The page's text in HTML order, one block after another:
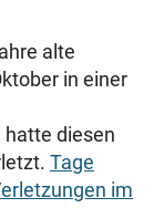
alte
in einer
hatte diesen
Tage
im